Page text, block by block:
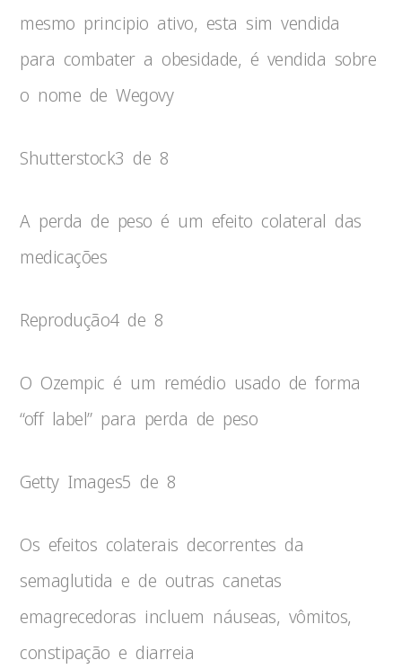
mesmo principio ativo, esta sim vendida
para combater a obesidade, é vendida sobre
o nome de Wegovy
Shutterstock3 de 8
A perda de peso é um efeito colateral das
medicações
Reprodução4 de 8
O Ozempic é um remédio usado de forma
“off label” para perda de peso
Getty Images5 de 8
Os efeitos colaterais decorrentes da
semaglutida e de outras canetas
emagrecedoras incluem náuseas, vômitos,
constipação e diarreia